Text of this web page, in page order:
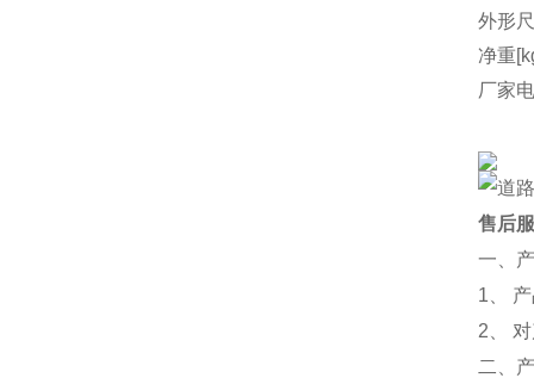
外形
净重
厂家
售后
一、
1、
2、
二、